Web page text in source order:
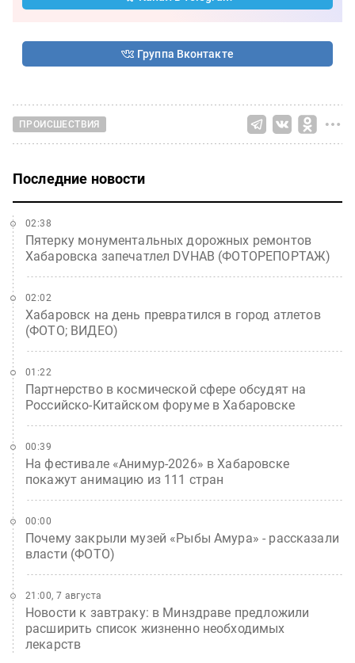
Группа Вконтакте
ПРОИСШЕСТВИЯ
Последние новости
Пятерку монументальных дорожных ремонтов
Хабаровска запечатлел DVHAB (ФОТОРЕПОРТАЖ)
02:38
Хабаровск на день превратился в город атлетов
(ФОТО; ВИДЕО)
02:02
Партнерство в космической сфере обсудят на
Российско-Китайском форуме в Хабаровске
01:22
На фестивале «Анимур-2026» в Хабаровске
покажут анимацию из 111 стран
00:39
Почему закрыли музей «Рыбы Амура» - рассказали
власти (ФОТО)
00:00
Новости к завтраку: в Минздраве предложили
расширить список жизненно необходимых
лекарств
21:00, 7 августа